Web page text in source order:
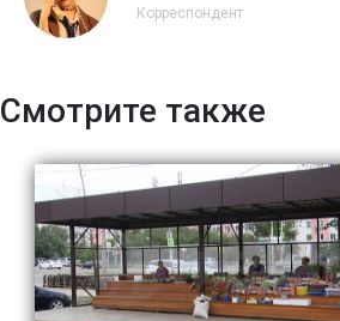
Корреспондент
Смотрите также